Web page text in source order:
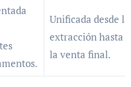
Unificada desde la
extracción hasta
la venta final.